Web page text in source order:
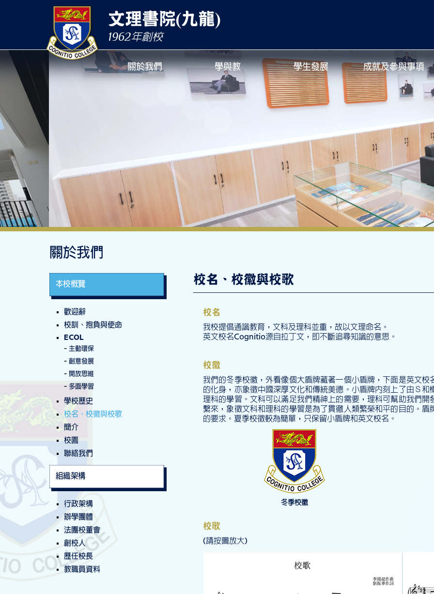
文理書院(九龍)
1962年創校
關於我們 學與教 學生發展 成就及參與事項
關於我們
本校概覽
歡迎辭
校訓、抱負與使命
ECOL
主動環保
創意發展
開放思維
多面學習
學校歷史
校名、校徽與校歌
簡介
校園
聯絡我們
組織架構
行政架構
辦學團體
法團校董會
創校人
歷任校長
教職員資料
校名、校徽與校歌
校名
我校提倡通識教育，文科及理科並重，故以文理命名。
英文校名Cognitio源自拉丁文，即不斷追尋知識的意思。
校徽
我們的冬季校徽，外看像個大盾牌藏著一個小盾牌，下面是英文
的化身，亦象徵中國深厚文化和傳統美德。小盾牌內刻上了由Ｓ
理科的學習。文科可以滿足我們精神上的需要，理科可幫助我們
繫來，象徵文科和理科的學習是為了貫徹人類繁榮和平的目的。
的要求。夏季校徵較為簡單，只保留小盾牌和英文校名。
冬季校徽
校歌
(請按圖放大)